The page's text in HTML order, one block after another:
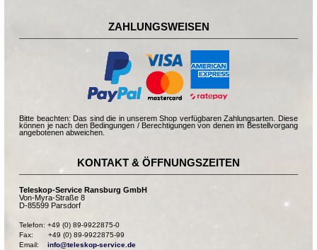
ZAHLUNGSWEISEN
Bitte beachten: Das sind die in unserem Shop verfügbaren Zahlungsarten. Diese
können je nach den Bedingungen / Berechtigungen von denen im Bestellvorgang
angebotenen abweichen.
KONTAKT & ÖFFNUNGSZEITEN
Teleskop-Service Ransburg GmbH
Von-Myra-Straße 8
D-85599 Parsdorf
Telefon: +49 (0) 89-9922875-0
Fax:       +49 (0) 89-9922875-99
Email: info@teleskop-service.de